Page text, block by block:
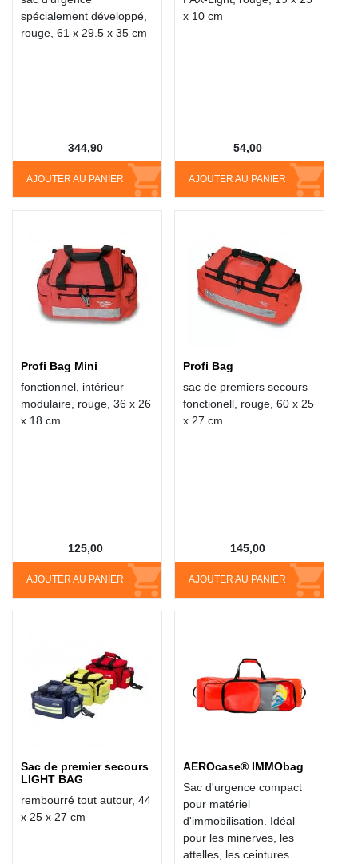
spécialement développé,
rouge, 61 x 29.5 x 35 cm
AJOUTER AU PANIER
344,90
x 10 cm
AJOUTER AU PANIER
54,00
Profi Bag Mini
fonctionnel, intérieur
modulaire, rouge, 36 x 26
x 18 cm
AJOUTER AU PANIER
125,00
Profi Bag
sac de premiers secours
fonctionell, rouge, 60 x 25
x 27 cm
AJOUTER AU PANIER
145,00
Sac de premier secours
LIGHT BAG
rembourré tout autour, 44
x 25 x 27 cm
AEROcase® IMMObag
Sac d'urgence compact
pour matériel
d'immobilisation. Idéal
pour les minerves, les
attelles, les ceintures